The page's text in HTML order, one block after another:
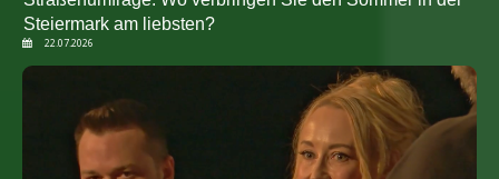
Steiermark am liebsten?
22.07.2026